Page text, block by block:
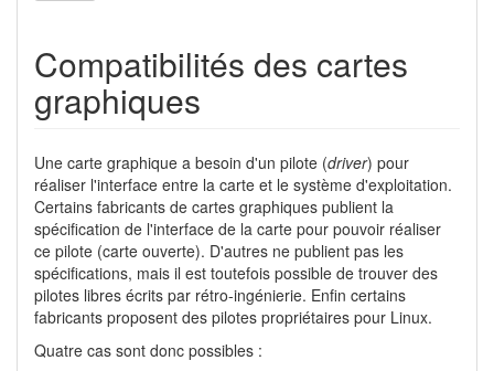
Compatibilités des cartes
graphiques
Une carte graphique a besoin d'un pilote (driver) pour
réaliser l'interface entre la carte et le système d'exploitation.
Certains fabricants de cartes graphiques publient la
spécification de l'interface de la carte pour pouvoir réaliser
ce pilote (carte ouverte). D'autres ne publient pas les
spécifications, mais il est toutefois possible de trouver des
pilotes libres écrits par rétro-ingénierie. Enfin certains
fabricants proposent des pilotes propriétaires pour Linux.
Quatre cas sont donc possibles :